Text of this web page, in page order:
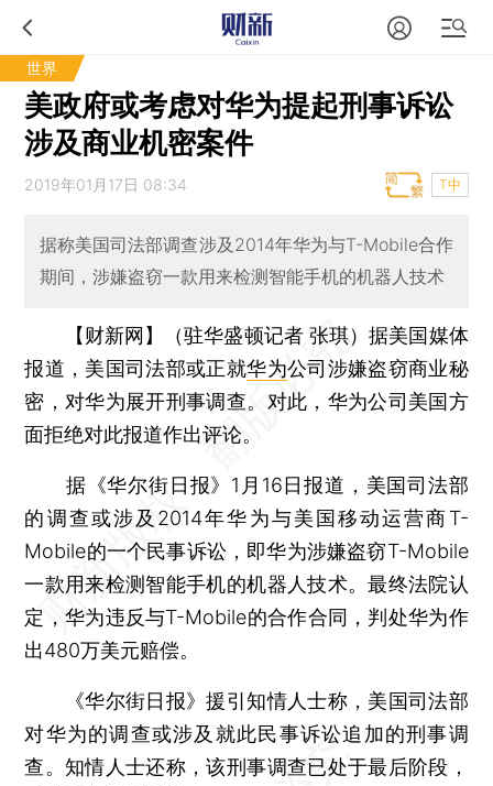
世界
美政府或考虑对华为提起刑事诉讼
涉及商业机密案件
2019年01月17日 08:34 T中
据称美国司法部调查涉及2014年华为与T-Mobile合作
期间，涉嫌盗窃一款用来检测智能手机的机器人技术
【财新网】（驻华盛顿记者 张琪）据美国媒体
报道，美国司法部或正就华为公司涉嫌盗窃商业秘
密，对华为展开刑事调查。对此，华为公司美国方
面拒绝对此报道作出评论。
据《华尔街日报》1月16日报道，美国司法部
的调查或涉及2014年华为与美国移动运营商T-
Mobile的一个民事诉讼，即华为涉嫌盗窃T-Mobile
一款用来检测智能手机的机器人技术。最终法院认
定，华为违反与T-Mobile的合作合同，判处华为作
出480万美元赔偿。
《华尔街日报》援引知情人士称，美国司法部
对华为的调查或涉及就此民事诉讼追加的刑事调
查。知情人士还称，该刑事调查已处于最后阶段，